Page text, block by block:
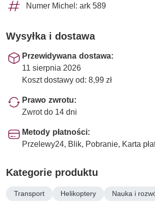
Numer Michel: ark 589
Wysyłka i dostawa
Przewidywana dostawa:
11 sierpnia 2026
Koszt dostawy od: 8,99 zł
Prawo zwrotu:
Zwrot do 14 dni
Metody płatności:
Przelewy24, Blik, Pobranie, Karta
Kategorie produktu
Transport Helikoptery Nauka i